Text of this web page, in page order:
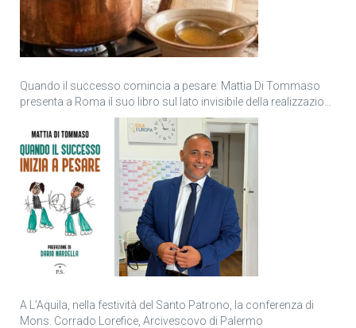
Quando il successo comincia a pesare: Mattia Di Tommaso
presenta a Roma il suo libro sul lato invisibile della realizzazione
A L’Aquila, nella festività del Santo Patrono, la conferenza di
Mons. Corrado Lorefice, Arcivescovo di Palermo